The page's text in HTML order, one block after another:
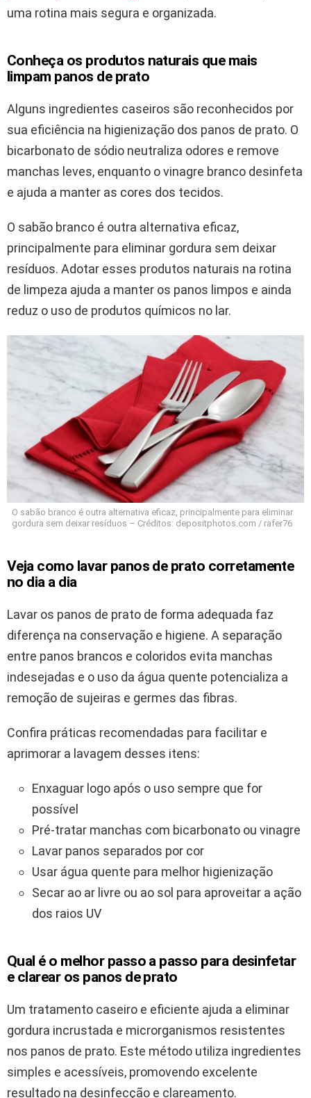
uma rotina mais segura e organizada.
Conheça os produtos naturais que mais
limpam panos de prato
Alguns ingredientes caseiros são reconhecidos por
sua eficiência na higienização dos panos de prato. O
bicarbonato de sódio neutraliza odores e remove
manchas leves, enquanto o vinagre branco desinfeta
e ajuda a manter as cores dos tecidos.
O sabão branco é outra alternativa eficaz,
principalmente para eliminar gordura sem deixar
resíduos. Adotar esses produtos naturais na rotina
de limpeza ajuda a manter os panos limpos e ainda
reduz o uso de produtos químicos no lar.
O sabão branco é outra alternativa eficaz, principalmente para eliminar
gordura sem deixar resíduos – Créditos: depositphotos.com / rafer76
Veja como lavar panos de prato corretamente
no dia a dia
Lavar os panos de prato de forma adequada faz
diferença na conservação e higiene. A separação
entre panos brancos e coloridos evita manchas
indesejadas e o uso da água quente potencializa a
remoção de sujeiras e germes das fibras.
Confira práticas recomendadas para facilitar e
aprimorar a lavagem desses itens:
Enxaguar logo após o uso sempre que for
possível
Pré-tratar manchas com bicarbonato ou vinagre
Lavar panos separados por cor
Usar água quente para melhor higienização
Secar ao ar livre ou ao sol para aproveitar a ação
dos raios UV
Qual é o melhor passo a passo para desinfetar
e clarear os panos de prato
Um tratamento caseiro e eficiente ajuda a eliminar
gordura incrustada e microrganismos resistentes
nos panos de prato. Este método utiliza ingredientes
simples e acessíveis, promovendo excelente
resultado na desinfecção e clareamento.